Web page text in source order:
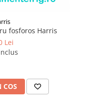
fosforos Harris
Lei